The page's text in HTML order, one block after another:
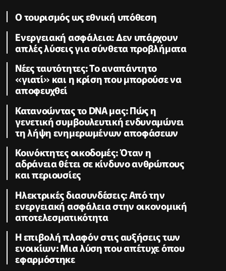
Ο τουρισμός ως εθνική υπόθεση
Ενεργειακή ασφάλεια: Δεν υπάρχουν
απλές λύσεις για σύνθετα προβλήματα
Νέες ταυτότητες: Το αναπάντητο
«γιατί» και η κρίση που μπορούσε να
αποφευχθεί
Κατανοώντας το DNA μας: Πώς η
γενετική συμβουλευτική ενδυναμώνει
τη λήψη ενημερωμένων αποφάσεων
Κοινόκτητες οικοδομές: Όταν η
αδράνεια θέτει σε κίνδυνο ανθρώπους
και περιουσίες
Ηλεκτρικές διασυνδέσεις: Από την
ενεργειακή ασφάλεια στην οικονομική
αποτελεσματικότητα
Η επιβολή πλαφόν στις αυξήσεις των
ενοικίων: Μια λύση που απέτυχε όπου
εφαρμόστηκε